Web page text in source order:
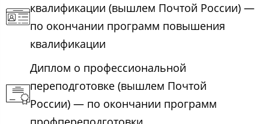
квалификации (вышлем Почтой России) —
по окончании программ повышения
квалификации
Диплом о профессиональной
переподготовке (вышлем Почтой
России) — по окончании программ